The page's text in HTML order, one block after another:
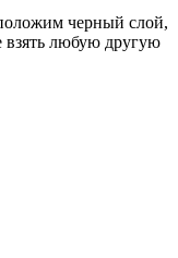
черный слой,
любую другую